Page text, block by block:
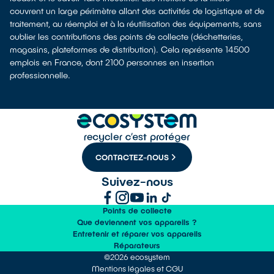
couvrent un large périmètre allant des activités de logistique et de
traitement, au réemploi et à la réutilisation des équipements, sans
oublier les contributions des points de collecte (déchetteries,
magasins, plateformes de distribution). Cela représente 14500
emplois en France, dont 2100 personnes en insertion
professionnelle.
CONTACTEZ-NOUS
Suivez-nous
Points de collecte
Que deviennent vos appareils ?
Entretenir et réparer vos appareils
Réparateurs
©2026 ecosystem
Mentions légales et CGU